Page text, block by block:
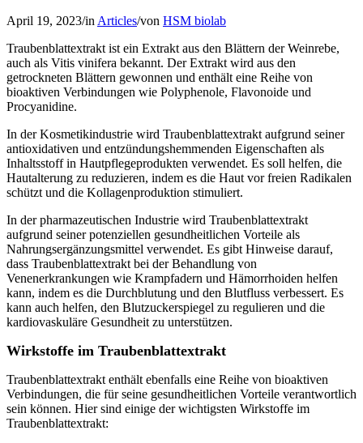
April 19, 2023/in Articles/von HSM biolab
Traubenblattextrakt ist ein Extrakt aus den Blättern der Weinrebe,
auch als Vitis vinifera bekannt. Der Extrakt wird aus den
getrockneten Blättern gewonnen und enthält eine Reihe von
bioaktiven Verbindungen wie Polyphenole, Flavonoide und
Procyanidine.
In der Kosmetikindustrie wird Traubenblattextrakt aufgrund seiner
antioxidativen und entzündungshemmenden Eigenschaften als
Inhaltsstoff in Hautpflegeprodukten verwendet. Es soll helfen, die
Hautalterung zu reduzieren, indem es die Haut vor freien Radikalen
schützt und die Kollagenproduktion stimuliert.
In der pharmazeutischen Industrie wird Traubenblattextrakt
aufgrund seiner potenziellen gesundheitlichen Vorteile als
Nahrungsergänzungsmittel verwendet. Es gibt Hinweise darauf,
dass Traubenblattextrakt bei der Behandlung von
Venenerkrankungen wie Krampfadern und Hämorrhoiden helfen
kann, indem es die Durchblutung und den Blutfluss verbessert. Es
kann auch helfen, den Blutzuckerspiegel zu regulieren und die
kardiovaskuläre Gesundheit zu unterstützen.
Wirkstoffe im Traubenblattextrakt
Traubenblattextrakt enthält ebenfalls eine Reihe von bioaktiven
Verbindungen, die für seine gesundheitlichen Vorteile verantwortlich
sein können. Hier sind einige der wichtigsten Wirkstoffe im
Traubenblattextrakt: